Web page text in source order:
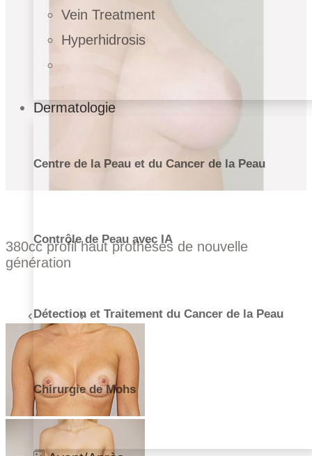
Vein Treatment
Hyperhidrosis
Dermatologie
Centre de la Peau et du Cancer de la Peau
Contrôle de Peau avec IA
Détection et Traitement du Cancer de la Peau
Chirurgie de Mohs
380cc profil haut prothèses de nouvelle
génération